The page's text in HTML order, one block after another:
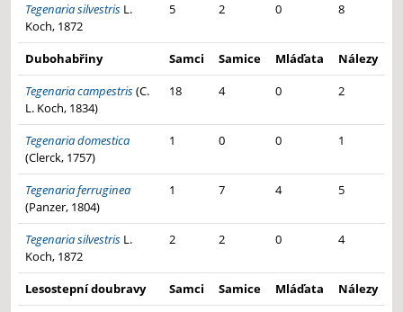
Tegenaria silvestris L.
Koch, 1872
5 2 0 8
Dubohabřiny Samci Samice Mláďata
Nálezy
Tegenaria campestris(C.
L. Koch, 1834)
18 4 0 2
Tegenaria domestica
(Clerck, 1757)
1 0 0 1
Tegenaria ferruginea
(Panzer, 1804)
1 7 4 5
Tegenaria silvestris L.
Koch, 1872
2 2 0 4
Lesostepní doubravy Samci Samice Mláďata
Nálezy